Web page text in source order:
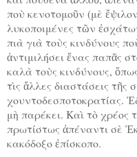
ποὺ κενοτομοῦν (μὲ
λυκοποιμένες τῶν
πιὰ γιὰ τοὺς κινδύνους
ἀντιμιλήσει ἕνας παπᾶς
καλὰ τοὺς κινδύνους,
τὶς ἄλλες διαστάσεις τῆς
χουντοδεσποτοκρατίας.
μὴ παρέκει. Καὶ τὸ χρέος
πρωτίστως ἀπέναντι σὲ
κακόδοξο ἐπίσκοπο.